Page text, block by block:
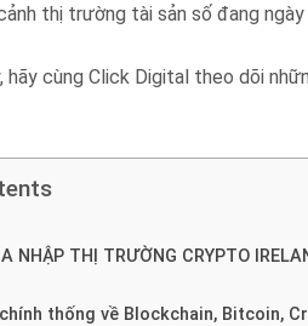
thị trường tài sản số đang
hãy cùng Click Digital theo dõi
NHẬP THỊ TRƯỜNG CRYPTO
thống về Blockchain, Bitcoin,